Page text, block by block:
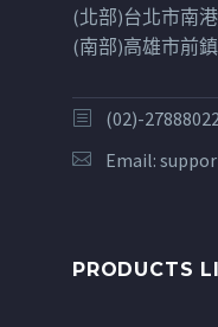
(北部)台北市南
(南部)高雄市前
(02)-
Email:
PRODUCTS